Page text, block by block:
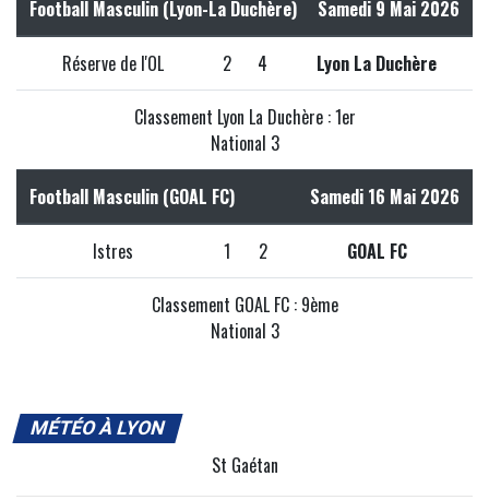
Football Masculin (Lyon-La Duchère) Samedi 9 Mai 2026
Réserve de l'OL 2 4 Lyon La Duchère
Classement Lyon La Duchère : 1er
National 3
Football Masculin (GOAL FC) Samedi 16 Mai 2026
Istres 1 2 GOAL FC
Classement GOAL FC : 9ème
National 3
MÉTÉO À LYON
St Gaétan